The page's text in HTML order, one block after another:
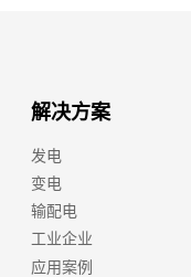
解决方案
发电
变电
输配电
工业企业
应用案例